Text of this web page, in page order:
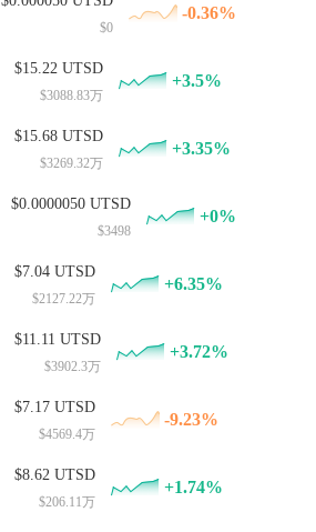
$0
-0.36%
$15.22 UTSD
$3088.83万
+3.5%
$15.68 UTSD
$3269.32万
+3.35%
$0.0000050 UTSD
$3498
+0%
$7.04 UTSD
$2127.22万
+6.35%
$11.11 UTSD
$3902.3万
+3.72%
$7.17 UTSD
$4569.4万
-9.23%
$8.62 UTSD
$206.11万
+1.74%